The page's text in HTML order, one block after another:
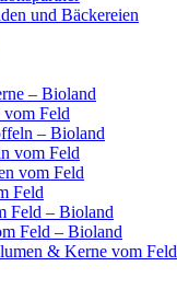
und Bäckereien
– Bioland
vom Feld
– Bioland
vom Feld
vom Feld
Feld
Feld – Bioland
Feld – Bioland
& Kerne vom Feld